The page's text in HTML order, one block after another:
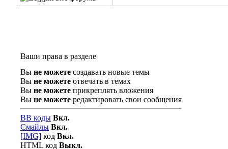
Ваши права в разделе
Вы не можете создавать новые темы
Вы не можете отвечать в темах
Вы не можете прикреплять вложения
Вы не можете редактировать свои сообщения
BB коды Вкл.
Смайлы Вкл.
[IMG] код Вкл.
HTML код Выкл.